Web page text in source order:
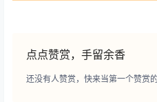
点点赞赏，手留余香
还没有人赞赏，快来当第一个赞赏的